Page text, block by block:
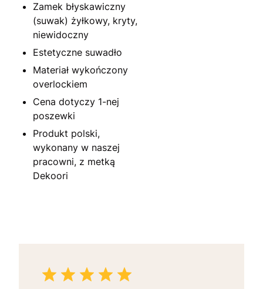
Zamek błyskawiczny
(suwak) żyłkowy, kryty,
niewidoczny
Estetyczne suwadło
Materiał wykończony
overlockiem
Cena dotyczy 1-nej
poszewki
Produkt polski,
wykonany w naszej
pracowni, z metką
Dekoori